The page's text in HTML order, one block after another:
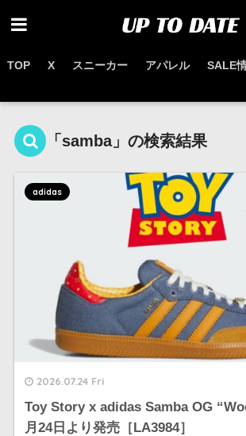
TOP X スニーカー アパレル SALE
「samba」の検索結果
2026.07.24 Fri
Toy Story x adidas Samba OG
月24日より発売［LA3984］
adidas